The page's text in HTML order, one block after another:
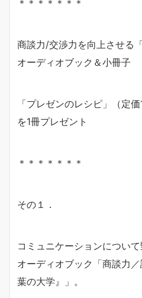
＊＊＊＊＊＊＊
商談力/交渉力を向上させる
オーディオブック＆小冊子
「プレゼンのレシピ」（定
を1冊プレゼント
＊＊＊＊＊＊＊
その１．
コミュニケーションについ
オーディオブック「商談力
葉の大学』」。